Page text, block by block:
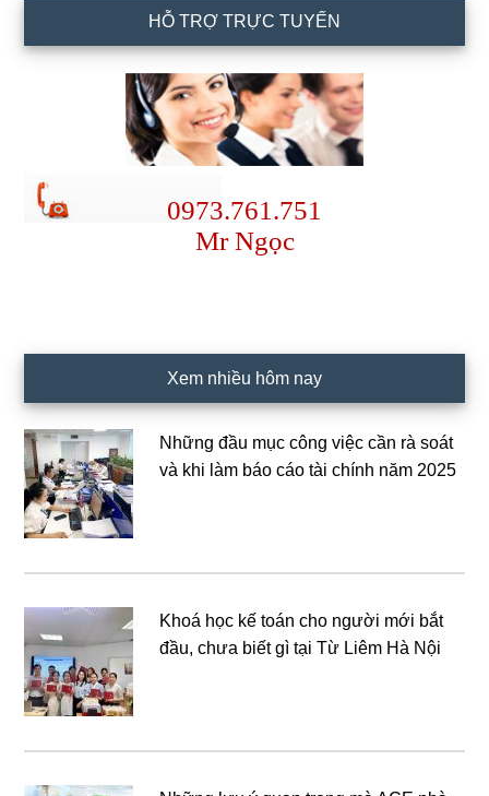
HỖ TRỢ TRỰC TUYẾN
0973.761.751
Mr Ngọc
Xem nhiều hôm nay
Những đầu mục công việc cần rà soát
và khi làm báo cáo tài chính năm 2025
Khoá học kế toán cho người mới bắt
đầu, chưa biết gì tại Từ Liêm Hà Nội